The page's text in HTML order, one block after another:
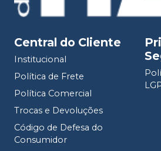
Central do Cliente
Institucional
Política de Frete
Política Comercial
Trocas e Devoluções
Código de Defesa do
Consumidor